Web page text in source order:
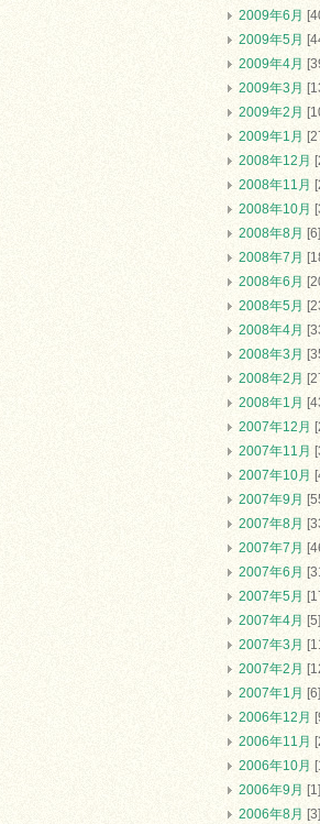
2009年6月
2009年5月
2009年4月
2009年3月
2009年2月
2009年1月
2008年12月
2008年11月
2008年10月
2008年8月 [6]
2008年7月
2008年6月
2008年5月
2008年4月
2008年3月
2008年2月
2008年1月
2007年12月
2007年11月
2007年10月
2007年9月
2007年8月
2007年7月
2007年6月
2007年5月
2007年4月 [5]
2007年3月
2007年2月
2007年1月 [6]
2006年12月
2006年11月
2006年10月
2006年9月 [1]
2006年8月 [3]